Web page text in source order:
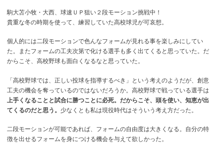
駒大苫小牧・大西、球速ＵＰ狙い２段モーション挑戦中！
貴重な冬の時期を使って、練習していた高校球児が可哀想。
個人的には二段モーションで色んなフォームが見れる事を楽しみにしてい
た。またフォームの工夫次第で化ける選手も多く出てくると思っていた。だ
からこそ、高校野球も面白くなるなと思っていた。
「高校野球では、正しい投球を指導するべき」という考えのようだが、創意
工夫の機会を奪っているのではないだろうか。高校野球で戦っている選手は
上手くなることと試合に勝つことに必死。だからこそ、頭を使い、知恵が出
てくるのだと思う。 少なくとも私は現役時代はそういう考え方だった。
二段モーションが可能であれば、フォームの自由度は大きくなる。自分の特
徴を出せるフォームを身につける機会を与えて欲しかった。